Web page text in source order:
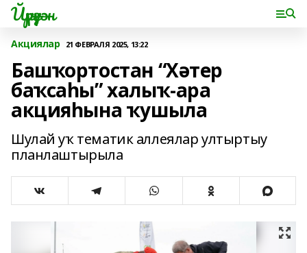
Йүрүҙән
Акциялар 21 ФЕВРАЛЯ 2025, 13:22
Башҡортостан “Хәтер
баҡсаһы” халыҡ-ара
акцияһына ҡушыла
Шулай уҡ тематик аллеялар ултыртыу
планлаштырыла